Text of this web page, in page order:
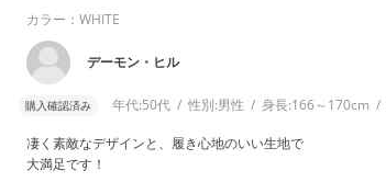
カラー：WHITE
デーモン・ヒル
購入確認済み 年代:50代 性別:男性 身長:166～170cm
凄く素敵なデザインと、履き心地のいい生地で
大満足です！